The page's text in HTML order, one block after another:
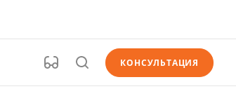
КОНСУЛЬТАЦИЯ